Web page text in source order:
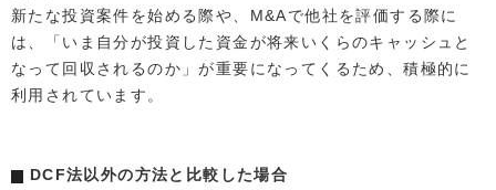
新たな投資案件を始める際や、M&Aで他社を評価する際に
は、「いま自分が投資した資金が将来いくらのキャッシュと
なって回収されるのか」が重要になってくるため、積極的に
利用されています。
DCF法以外の方法と比較した場合